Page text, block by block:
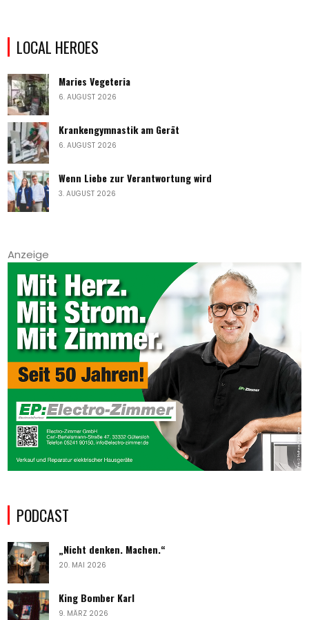
LOCAL HEROES
Maries Vegeteria
6. AUGUST 2026
Krankengymnastik am Gerät
6. AUGUST 2026
Wenn Liebe zur Verantwortung wird
3. AUGUST 2026
Anzeige
PODCAST
„Nicht denken. Machen.“
20. MAI 2026
King Bomber Karl
9. MÄRZ 2026